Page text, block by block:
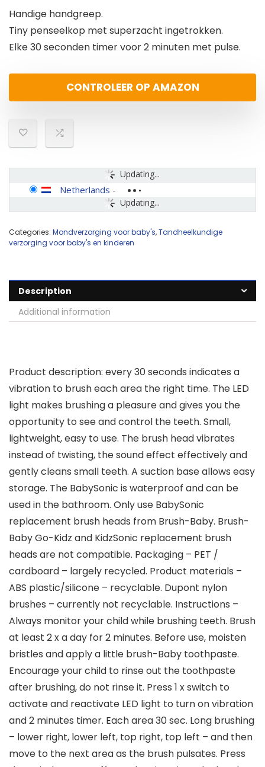
Handige handgreep.
Tiny penseelkop met superzacht ingetrokken.
Elke 30 seconden timer voor 2 minuten met pulse.
CONTROLEER OP AMAZON
Updating...
Updating...
Netherlands -
Categories: Mondverzorging voor baby's,Tandheelkundige
verzorging voor baby's en kinderen
Description
Additional information
Product description: every 30 seconds indicates a
vibration to brush each area the right time. The LED
light makes brushing a pleasure and gives you the
opportunity to see and control the teeth. Small,
lightweight, easy to use. The brush head vibrates
instead of twisting, the sound effect effectively and
gently cleans small teeth. A suction base allows easy
storage. The BabySonic is waterproof and can be
used in the bathroom. Only use BabySonic
replacement brush heads from Brush-Baby. Brush-
Baby Go-Kidz and KidzSonic replacement brush
heads are not compatible. Packaging – PET /
cardboard – largely recycled. Product materials –
ABS plastic/silicone – recyclable. Dupont nylon
brushes – currently not recyclable. Instructions –
Always monitor your child while brushing teeth. Brush
at least 2 x a day for 2 minutes. Before use, moisten
bristles and apply a little brush-Baby toothpaste.
Encourage your child to rinse out the toothpaste
after brushing, do not rinse it. Press 1 x switch to
activate and reactivate LED light to turn on vibration
and 2 minutes timer. Each area 30 sec. Long brushing
– lower right, lower left, top right, top left – and then
move to the next area as the brush pulsates. Press